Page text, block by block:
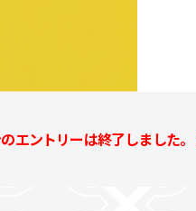
エントリーは終了しました。